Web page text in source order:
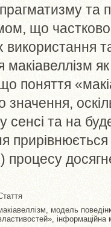
та
що
використання
макіавеллізм
поняття
значення,
сенсі та на
процесу
модель
інформаційна